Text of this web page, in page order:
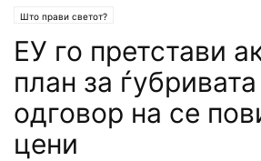
Што прави светот?
ЕУ го претстави
план за
одговор на се
цени